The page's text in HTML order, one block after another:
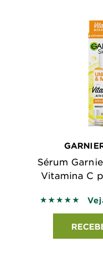
Sérum
Vitamina C
5 out of 5 stars